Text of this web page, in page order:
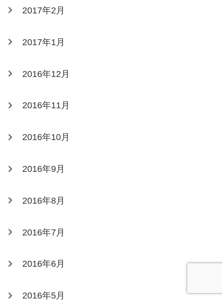
2017年2月
2017年1月
2016年12月
2016年11月
2016年10月
2016年9月
2016年8月
2016年7月
2016年6月
2016年5月